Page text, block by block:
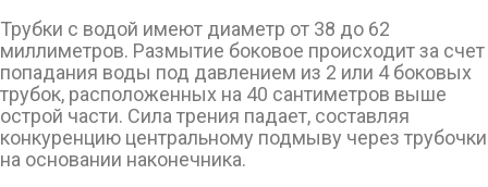
Трубки с водой имеют диаметр от 38 до 62
миллиметров. Размытие боковое происходит за счет
попадания воды под давлением из 2 или 4 боковых
трубок, расположенных на 40 сантиметров выше
острой части. Сила трения падает, составляя
конкуренцию центральному подмыву через трубочки
на основании наконечника.